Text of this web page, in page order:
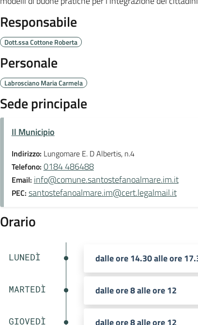
Responsabile
Dott.ssa Cottone Roberta
Personale
Labrosciano Maria Carmela
Sede principale
Il Municipio
Indirizzo: Lungomare E. D Albertis, n.4
Telefono: 0184 486488
Email: info@comune.santostefanoalmare.im.it
PEC: santostefanoalmare.im@cert.legalmail.it
Orario
LUNEDÌ dalle ore 14.30 alle ore
MARTEDÌ dalle ore 8 alle ore 12
GIOVEDÌ dalle ore 8 alle ore 12